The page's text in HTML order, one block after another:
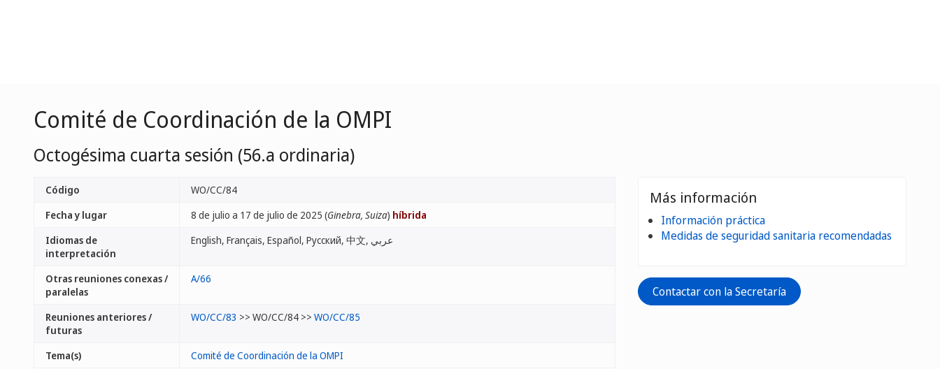
Comité de Coordinación de la OMPI
Octogésima cuarta sesión (56.a ordinaria)
Código
WO/CC/84
Fecha y lugar
8 de julio a 17 de julio de 2025 (Ginebra, Suiza) híbrida
Idiomas de
interpretación
English, Français, Español, Русский, 中文, عربي
Otras reuniones conexas /
paralelas
A/66
Reuniones anteriores /
futuras
WO/CC/83 >> WO/CC/84 >> WO/CC/85
Tema(s) Comité de Coordinación de la OMPI
Más información
Información práctica
Medidas de seguridad sanitaria recomendadas
Contactar con la Secretaría